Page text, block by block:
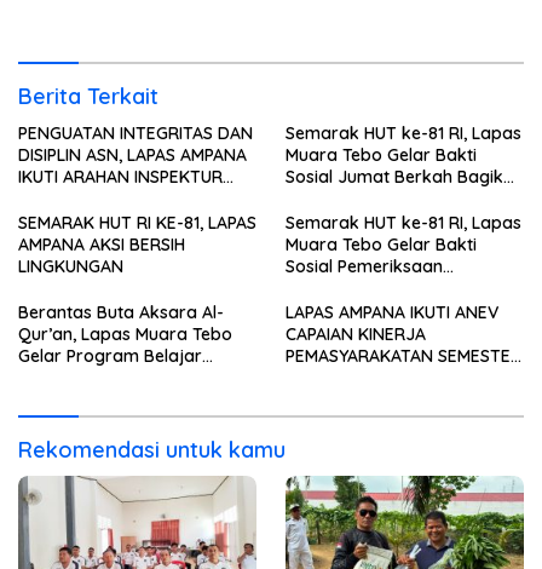
Berita Terkait
PENGUATAN INTEGRITAS DAN
DISIPLIN ASN, LAPAS AMPANA
IKUTI ARAHAN INSPEKTUR
KEMENIMIPAS
Semarak HUT ke-81 RI, Lapas
Muara Tebo Gelar Bakti
Sosial Jumat Berkah Bagikan
Masyarakat
SEMARAK HUT RI KE-81, LAPAS
AMPANA AKSI BERSIH
LINGKUNGAN
Semarak HUT ke-81 RI, Lapas
Muara Tebo Gelar Bakti
Sosial Pemeriksaan
Berantas Buta Aksara Al-
Qur’an, Lapas Muara Tebo
Gelar Program Belajar
LAPAS AMPANA IKUTI ANEV
CAPAIAN KINERJA
PEMASYARAKATAN SEMESTER
Rekomendasi untuk kamu